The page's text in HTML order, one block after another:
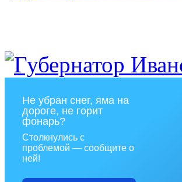
Не убран снег, яма на
дороге, не горит
фонарь?
Столкнулись с
проблемой — сообщите о
ней!